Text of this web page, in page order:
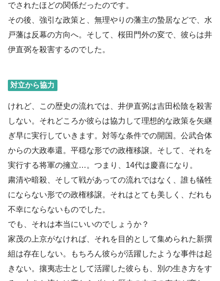
でされたほどの関係だったのです。
その後、強引な政策と、無理やりの藩主の蟄居などで、水
戸藩は反幕の方向へ。そして、桜田門外の変で、彼らは井
伊直弼を殺害するのでした。
対立から協力
けれど、この歴史の流れでは、井伊直弼は吉田松陰を殺害
しない。それどころか彼らは協力して理想的な政策を矢継
ぎ早に実行していきます。対等な条件での開国。公武合体
からの大政奉還。平穏な形での政権移譲。そして、それを
実行する将軍の擁立…。つまり、14代は慶喜になり。
粛清や暗殺、そして戦があっての流れではなく、誰も犠牲
にならない形での政権移譲。それはとても美しく、だれも
不幸にならないものでした。
でも、それは本当にいいのでしょうか？
家茂の上京がなければ、それを目的として集められた新撰
組は存在しない。もちろん彼らが活躍したような事件は起
きない。攘夷志士として活躍した彼らも、別の生き方をす